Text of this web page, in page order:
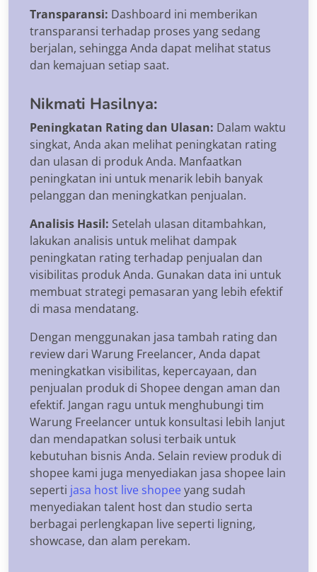
Transparansi: Dashboard ini memberikan
transparansi terhadap proses yang sedang
berjalan, sehingga Anda dapat melihat status
dan kemajuan setiap saat.
Nikmati Hasilnya:
Peningkatan Rating dan Ulasan: Dalam waktu
singkat, Anda akan melihat peningkatan rating
dan ulasan di produk Anda. Manfaatkan
peningkatan ini untuk menarik lebih banyak
pelanggan dan meningkatkan penjualan.
Analisis Hasil: Setelah ulasan ditambahkan,
lakukan analisis untuk melihat dampak
peningkatan rating terhadap penjualan dan
visibilitas produk Anda. Gunakan data ini untuk
membuat strategi pemasaran yang lebih efektif
di masa mendatang.
Dengan menggunakan jasa tambah rating dan
review dari Warung Freelancer, Anda dapat
meningkatkan visibilitas, kepercayaan, dan
penjualan produk di Shopee dengan aman dan
efektif. Jangan ragu untuk menghubungi tim
Warung Freelancer untuk konsultasi lebih lanjut
dan mendapatkan solusi terbaik untuk
kebutuhan bisnis Anda. Selain review produk di
shopee kami juga menyediakan jasa shopee lain
seperti jasa host live shopee yang sudah
menyediakan talent host dan studio serta
berbagai perlengkapan live seperti ligning,
showcase, dan alam perekam.